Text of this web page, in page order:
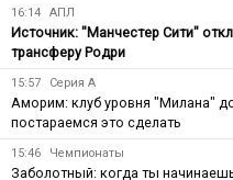
16:14 АПЛ
Источник: "Манчестер Сити"
трансферу Родри
15:57 Серия А
Аморим: клуб уровня "Милана"
постараемся это сделать
15:46 Чемпионаты
Заболотный: когда ты